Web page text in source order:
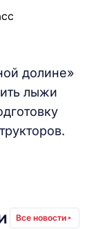
долине»
лыжи
Все новости